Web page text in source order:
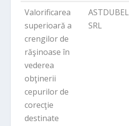
Valorificarea
superioară a
crengilor de
răşinoase în
vederea
obţinerii
cepurilor de
corecţie
destinate
ASTDUBEL
SRL